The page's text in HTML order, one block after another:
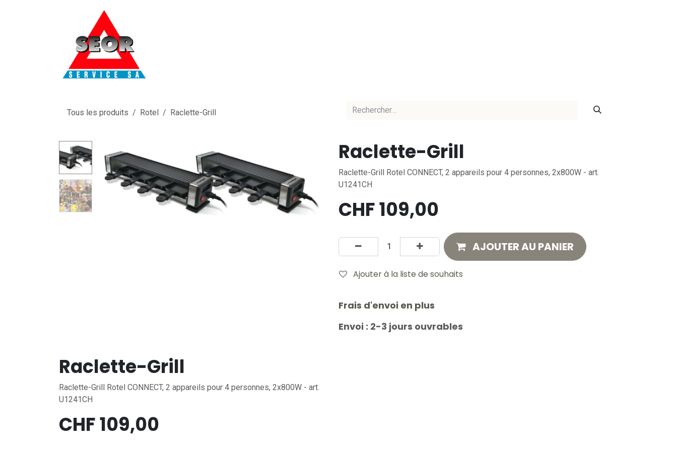
Tous les produits Rotel Raclette-Grill
Raclette-Grill
Raclette-Grill Rotel CONNECT, 2 appareils pour 4 personnes, 2x800W - art.
U1241CH
CHF109,00
AJOUTER AU PANIER
Ajouter à la liste de souhaits
Frais d'envoi en plus
Envoi : 2-3 jours ouvrables
Raclette-Grill
Raclette-Grill Rotel CONNECT, 2 appareils pour 4 personnes, 2x800W - art.
U1241CH
CHF109,00